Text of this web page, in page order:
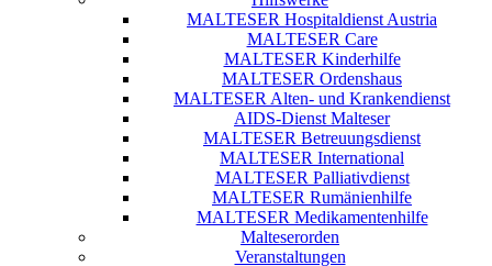
MALTESER Hospitaldienst Austria
MALTESER Care
MALTESER Kinderhilfe
MALTESER Ordenshaus
MALTESER Alten- und Krankendienst
AIDS-Dienst Malteser
MALTESER Betreuungsdienst
MALTESER International
MALTESER Palliativdienst
MALTESER Rumänienhilfe
MALTESER Medikamentenhilfe
Malteserorden
Veranstaltungen